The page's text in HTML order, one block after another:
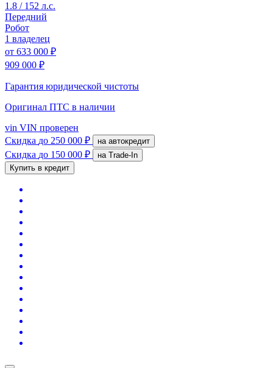
1.8 / 152 л.с.
Передний
Робот
1 владелец
от 633 000 ₽
909 000 ₽
Гарантия юридической чистоты
Оригинал ПТС в наличии
vin VIN проверен
Скидка до 250 000 ₽ на автокредит
Скидка до 150 000 ₽
на Trade-In
Купить в кредит